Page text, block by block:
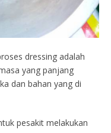
dressing adalah
yang panjang
dan bahan yang di
pesakit melakukan